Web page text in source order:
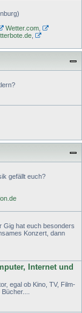
Wetter.com,
,
gefällt euch?
Gig hat euch besonders
Konzert, dann
Internet und
egal ob Kino, TV, Film-